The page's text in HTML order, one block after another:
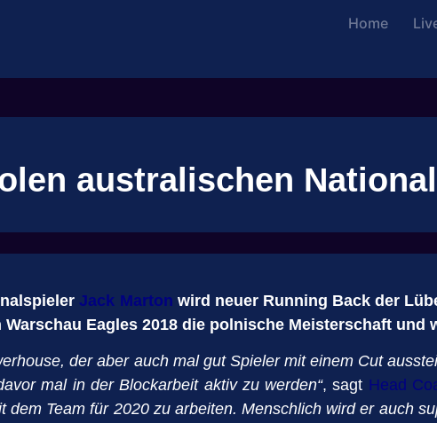
Home
australischen
Jack Marton wird neuer Running Back der
Eagles 2018 die polnische Meisterschaft und
der aber auch mal gut Spieler mit einem Cut
mal in der Blockarbeit aktiv zu werden“, sagt Head
dem Team für 2020 zu arbeiten. Menschlich wird er auch